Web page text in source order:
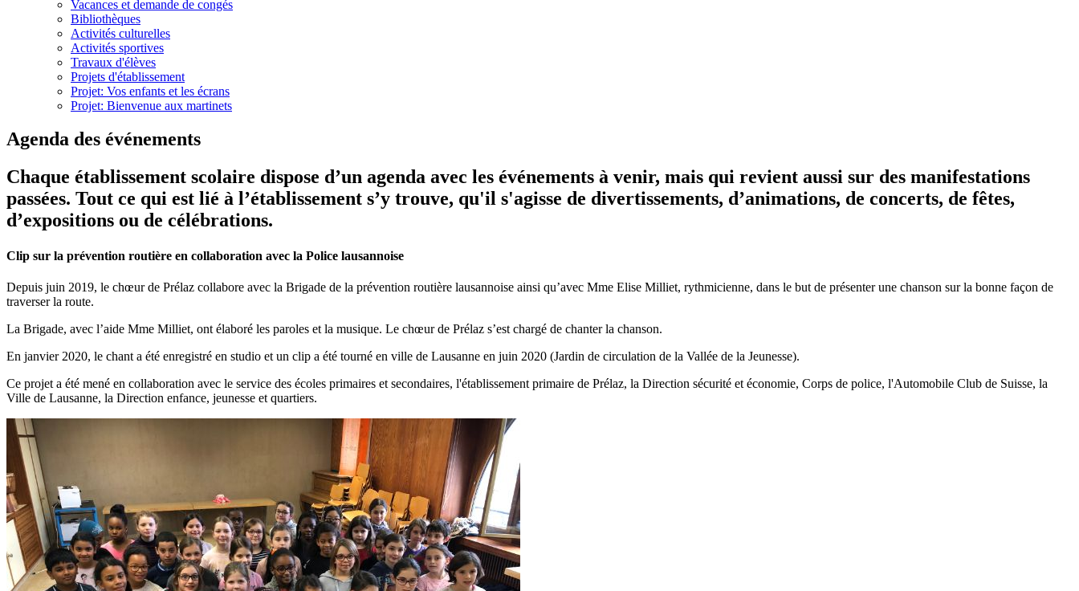
Vacances et demande de congés
Bibliothèques
Activités culturelles
Activités sportives
Travaux d'élèves
Projets d'établissement
Projet: Vos enfants et les écrans
Projet: Bienvenue aux martinets
Agenda des événements
Chaque établissement scolaire dispose d’un agenda avec les événements à venir, mais qui revient aussi sur des manifestations
passées. Tout ce qui est lié à l’établissement s’y trouve, qu'il s'agisse de divertissements, d’animations, de concerts, de fêtes,
d’expositions ou de célébrations.
Clip sur la prévention routière en collaboration avec la Police lausannoise
Depuis juin 2019, le chœur de Prélaz collabore avec la Brigade de la prévention routière lausannoise ainsi qu’avec Mme Elise Milliet, rythmicienne, dans le but de présenter une chanson sur la bonne façon de
traverser la route.
La Brigade, avec l’aide Mme Milliet, ont élaboré les paroles et la musique. Le chœur de Prélaz s’est chargé de chanter la chanson.
En janvier 2020, le chant a été enregistré en studio et un clip a été tourné en ville de Lausanne en juin 2020 (Jardin de circulation de la Vallée de la Jeunesse).
Ce projet a été mené en collaboration avec le service des écoles primaires et secondaires, l'établissement primaire de Prélaz, la Direction sécurité et économie, Corps de police, l'Automobile Club de Suisse, la
Ville de Lausanne, la Direction enfance, jeunesse et quartiers.